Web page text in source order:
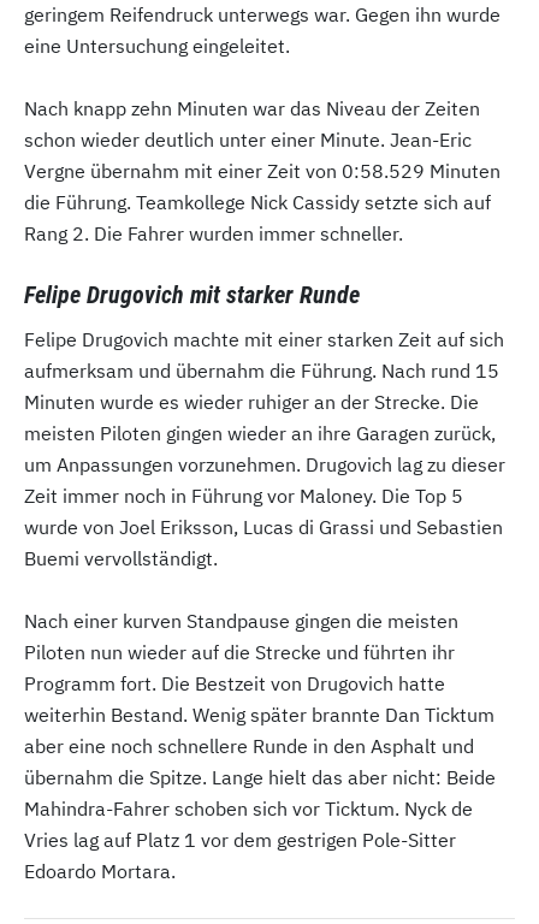
geringem Reifendruck unterwegs war. Gegen ihn wurde
eine Untersuchung eingeleitet.
Nach knapp zehn Minuten war das Niveau der Zeiten
schon wieder deutlich unter einer Minute. Jean-Eric
Vergne übernahm mit einer Zeit von 0:58.529 Minuten
die Führung. Teamkollege Nick Cassidy setzte sich auf
Rang 2. Die Fahrer wurden immer schneller.
Felipe Drugovich mit starker Runde
Felipe Drugovich machte mit einer starken Zeit auf sich
aufmerksam und übernahm die Führung. Nach rund 15
Minuten wurde es wieder ruhiger an der Strecke. Die
meisten Piloten gingen wieder an ihre Garagen zurück,
um Anpassungen vorzunehmen. Drugovich lag zu dieser
Zeit immer noch in Führung vor Maloney. Die Top 5
wurde von Joel Eriksson, Lucas di Grassi und Sebastien
Buemi vervollständigt.
Nach einer kurven Standpause gingen die meisten
Piloten nun wieder auf die Strecke und führten ihr
Programm fort. Die Bestzeit von Drugovich hatte
weiterhin Bestand. Wenig später brannte Dan Ticktum
aber eine noch schnellere Runde in den Asphalt und
übernahm die Spitze. Lange hielt das aber nicht: Beide
Mahindra-Fahrer schoben sich vor Ticktum. Nyck de
Vries lag auf Platz 1 vor dem gestrigen Pole-Sitter
Edoardo Mortara.